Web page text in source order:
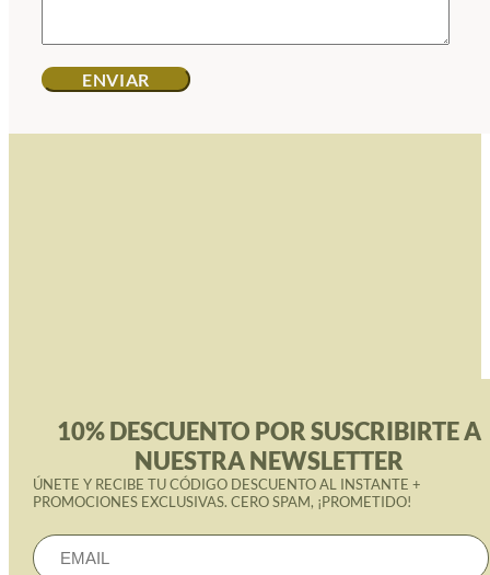
10% DESCUENTO POR SUSCRIBIRTE A
NUESTRA NEWSLETTER
ÚNETE Y RECIBE TU CÓDIGO DESCUENTO AL INSTANTE +
PROMOCIONES EXCLUSIVAS. CERO SPAM, ¡PROMETIDO!